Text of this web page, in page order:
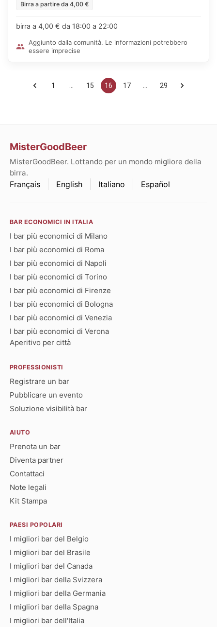
Birra a partire da 4,00 €
birra a 4,00 € da 18:00 a 22:00
Aggiunto dalla comunità. Le informazioni potrebbero
essere imprecise
1 15 16 17 29
MisterGoodBeer
MisterGoodBeer. Lottando per un mondo migliore della
birra.
Français English Italiano Español
BAR ECONOMICI IN ITALIA
I bar più economici di Milano
I bar più economici di Roma
I bar più economici di Napoli
I bar più economici di Torino
I bar più economici di Firenze
I bar più economici di Bologna
I bar più economici di Venezia
I bar più economici di Verona
Aperitivo per città
PROFESSIONISTI
Registrare un bar
Pubblicare un evento
Soluzione visibilità bar
AIUTO
Prenota un bar
Diventa partner
Contattaci
Note legali
Kit Stampa
PAESI POPOLARI
I migliori bar del Belgio
I migliori bar del Brasile
I migliori bar del Canada
I migliori bar della Svizzera
I migliori bar della Germania
I migliori bar della Spagna
I migliori bar dell'Italia